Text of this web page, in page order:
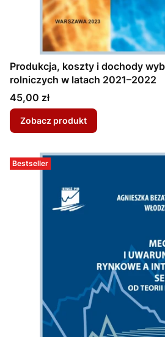
Produkcja, koszty i dochody
rolniczych w latach 2021–2022
Cena
45,00 zł
Zobacz produkt
Bestseller